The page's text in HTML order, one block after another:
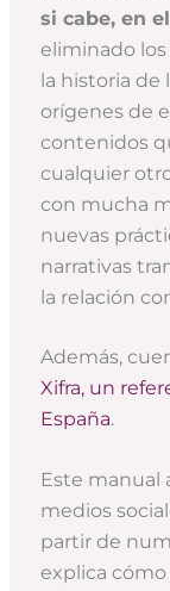
si cabe, en
eliminado
la historia de
orígenes de
contenidos
cualquier
con mucha
nuevas
narrativas
la relación
Además,
Xifra, un
España.
Este manual
medios
partir de
explica